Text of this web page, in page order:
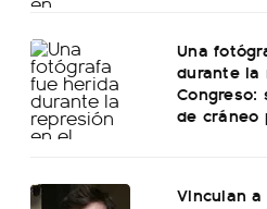
Una
durante la
Congreso:
de cráneo
Vinculan